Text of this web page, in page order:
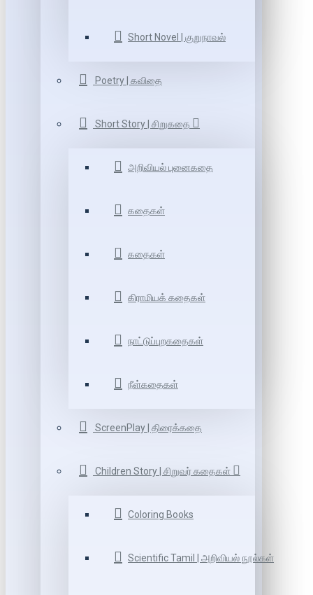
Short Novel | குறுநாவல்
Poetry | கவிதை
Short Story | சிறுகதை
அறிவியல் புனைகதை
கதைகள்
கதைகள்
கிராமியக் கதைகள்
நாட்டுப்புறகதைகள்
நீள்கதைகள்
ScreenPlay | திரைக்கதை
Children Story | சிறுவர் கதைகள்
Coloring Books
Scientific Tamil | அறிவியல் நூல்கள்